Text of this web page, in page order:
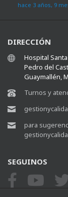
hace 3 años, 9
DIRECCIÓN
Hospital
Pedro del
Guaymallén,
Turnos y
para
SEGUINOS